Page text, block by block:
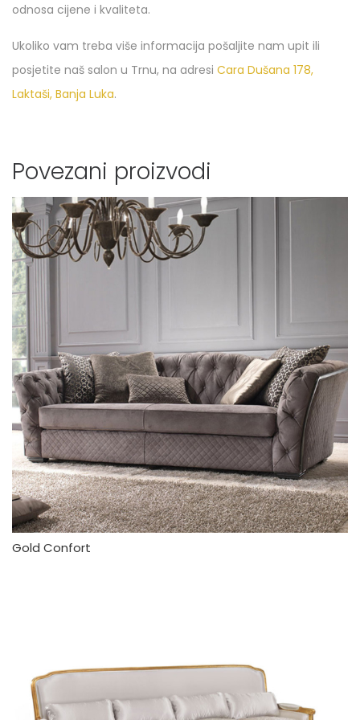
odnosa cijene i kvaliteta.
Ukoliko vam treba više informacija pošaljite nam upit ili
posjetite naš salon u Trnu, na adresi Cara Dušana 178,
Laktaši, Banja Luka.
Povezani proizvodi
Gold Confort